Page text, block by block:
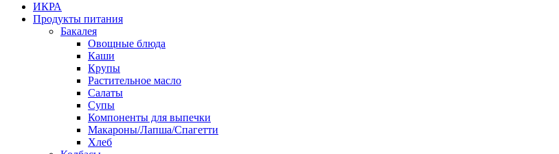
ИКРА
Продукты питания
Бакалея
Овощные блюда
Каши
Крупы
Растительное масло
Салаты
Супы
Компоненты для выпечки
Макароны/Лапша/Спагетти
Хлеб